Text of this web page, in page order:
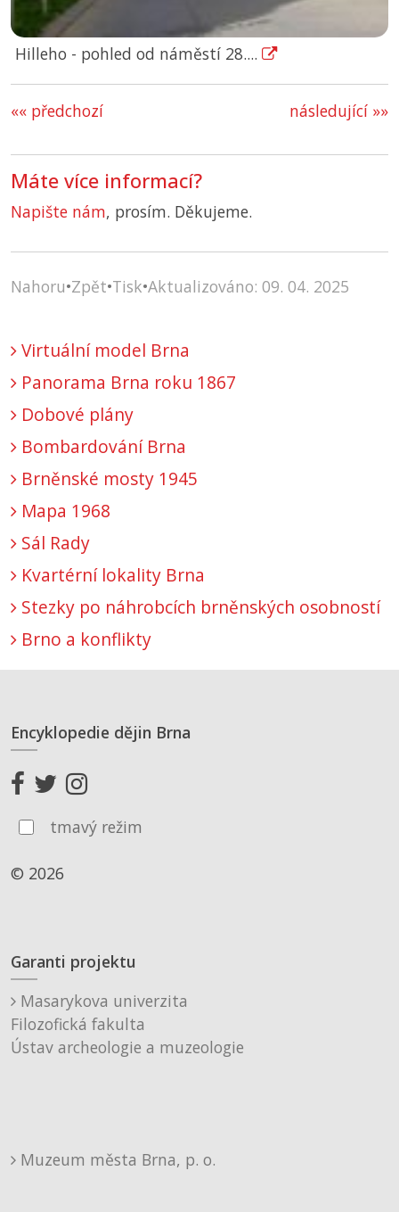
Hilleho - pohled od náměstí 28....
«« předchozí následující »»
Máte více informací?
Napište nám, prosím. Děkujeme.
Nahoru•Zpět•Tisk•Aktualizováno: 09. 04. 2025
Virtuální model Brna
Panorama Brna roku 1867
Dobové plány
Bombardování Brna
Brněnské mosty 1945
Mapa 1968
Sál Rady
Kvartérní lokality Brna
Stezky po náhrobcích brněnských osobností
Brno a konflikty
Encyklopedie dějin Brna
tmavý režim
© 2026
Garanti projektu
Masarykova univerzita
Filozofická fakulta
Ústav archeologie a muzeologie
Muzeum města Brna, p. o.